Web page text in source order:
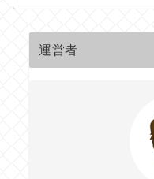
運営者